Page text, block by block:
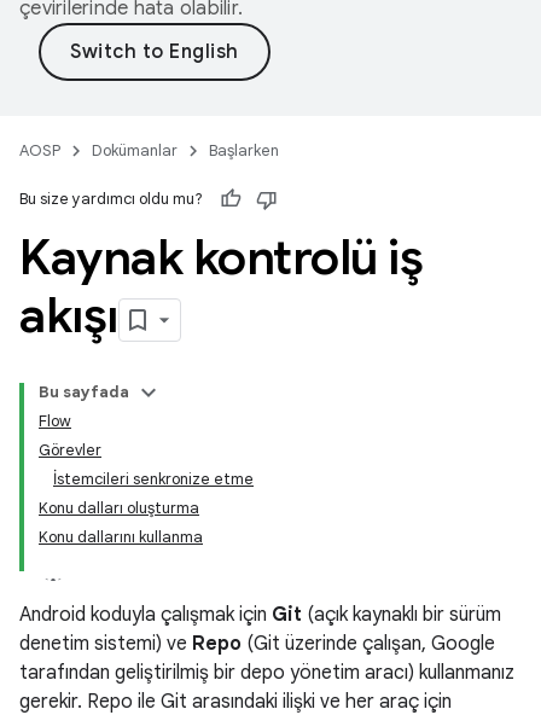
çevirilerinde hata olabilir.
AOSP Dokümanlar Başlarken
Bu size yardımcı oldu mu?
Kaynak kontrolü iş
akışı
Bu sayfada
Flow
Görevler
İstemcileri senkronize etme
Konu dalları oluşturma
Konu dallarını kullanma
Android koduyla çalışmak için Git (açık kaynaklı bir sürüm
denetim sistemi) ve Repo (Git üzerinde çalışan, Google
tarafından geliştirilmiş bir depo yönetim aracı) kullanmanız
gerekir. Repo ile Git arasındaki ilişki ve her araç için